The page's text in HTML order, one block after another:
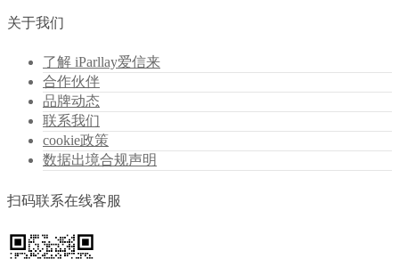
关于我们
了解 iParllay爱信来
合作伙伴
品牌动态
联系我们
cookie政策
数据出境合规声明
扫码联系在线客服